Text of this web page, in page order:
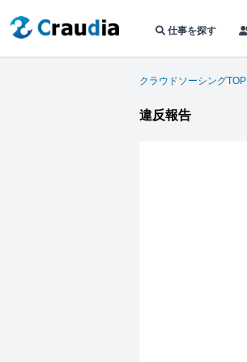
仕事を探す
クラウドソーシングTOP
違反報告